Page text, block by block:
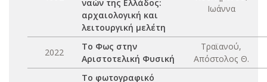
ναών της Ελλάδος:
αρχαιολογική και
λειτουργική μελέτη
Ιωάννα
2022
Το Φως στην
Αριστοτελική Φυσική
Τραϊανού,
Απόστολος Θ.
Το φωτογραφικό